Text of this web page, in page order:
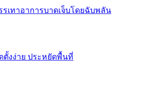
เทาอาการบาดเจ็บโดยฉับพลัน
งง่าย ประหยัดพื้นที่